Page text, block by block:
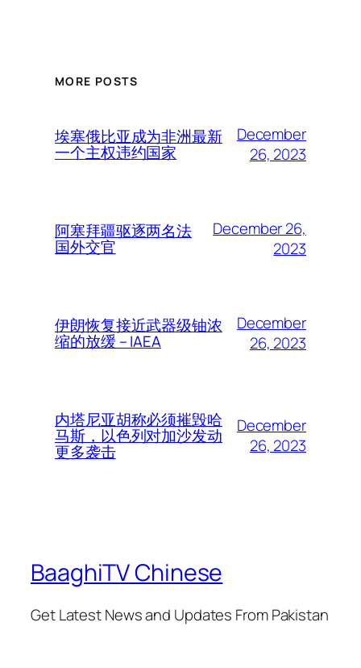
MORE POSTS
埃塞俄比亚成为非洲最新
一个主权违约国家
December
26, 2023
阿塞拜疆驱逐两名法
国外交官
December 26,
2023
伊朗恢复接近武器级铀浓
缩的放缓 – IAEA
December
26, 2023
内塔尼亚胡称必须摧毁哈
马斯，以色列对加沙发动
更多袭击
December
26, 2023
BaaghiTV Chinese
Get Latest News and Updates From Pakistan